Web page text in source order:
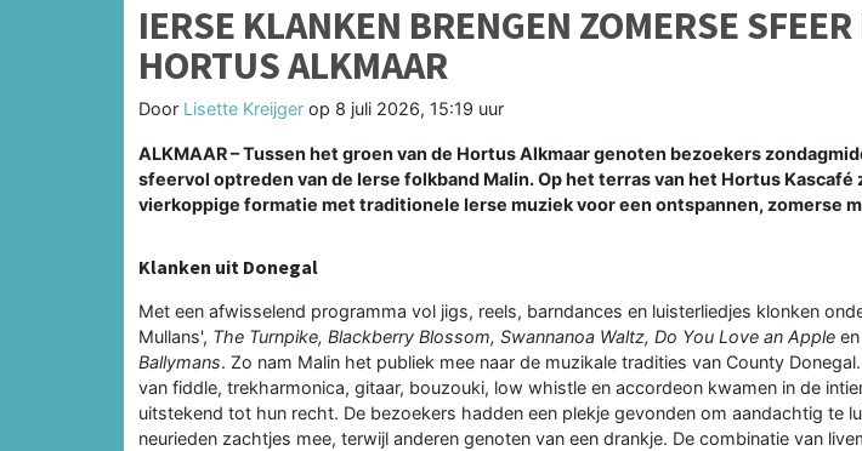
IERSE KLANKEN BRENGEN ZOMERSE
HORTUS ALKMAAR
Door Lisette Kreijger op 8 juli 2026, 15:19 uur
ALKMAAR – Tussen het groen van de Hortus Alkmaar genoten bezoekers
sfeervol optreden van de Ierse folkband Malin. Op het terras van het Hortus Kascafé
vierkoppige formatie met traditionele Ierse muziek voor een ontspannen, zomerse
Klanken uit Donegal
Met een afwisselend programma vol jigs, reels, barndances en luisterliedjes klonken
Mullans', The Turnpike, Blackberry Blossom, Swannanoa Waltz, Do You Love an Apple en
Ballymans. Zo nam Malin het publiek mee naar de muzikale tradities van County
van fiddle, trekharmonica, gitaar, bouzouki, low whistle en accordeon kwamen in de
uitstekend tot hun recht. De bezoekers hadden een plekje gevonden om aandachtig te
neurieden zachtjes mee, terwijl anderen genoten van een drankje. De combinatie van